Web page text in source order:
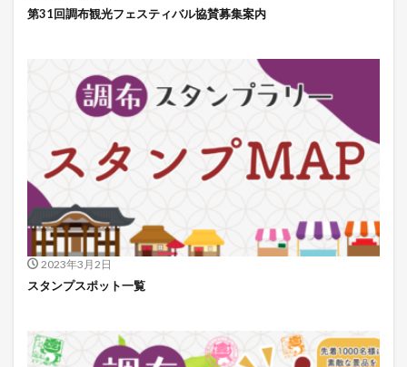
第31回調布観光フェスティバル協賛募集案内
2023年3月2日
スタンプスポット一覧